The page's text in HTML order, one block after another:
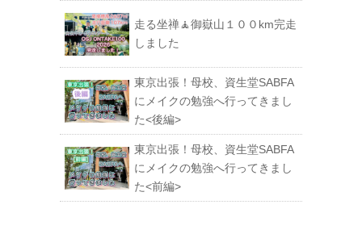
走る坐禅🧘御嶽山１００km完走
しました
東京出張！母校、資生堂SABFA
にメイクの勉強へ行ってきまし
た<後編>
東京出張！母校、資生堂SABFA
にメイクの勉強へ行ってきまし
た<前編>